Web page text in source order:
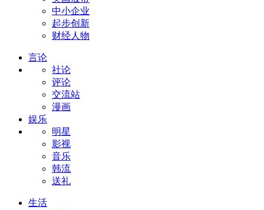
中小企业
起步创新
财经人物
言论
社论
评论
交流站
漫画
娱乐
明星
影视
音乐
韩流
送礼
生活